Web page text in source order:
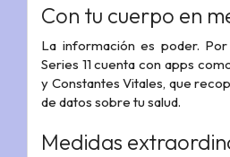
Con tu cuerpo en
La información es poder.
Series 11 cuenta con apps
y Constantes Vitales, que
de datos sobre tu salud.
Medidas